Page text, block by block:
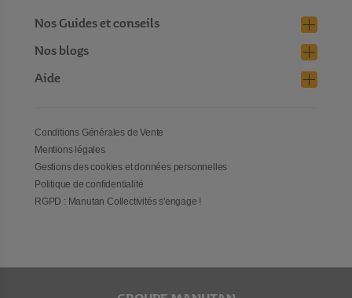
Nos Guides et conseils
Nos blogs
Aide
Conditions Générales de Vente
Mentions légales
Gestions des cookies et données personnelles
Politique de confidentialité
RGPD : Manutan Collectivités s'engage !